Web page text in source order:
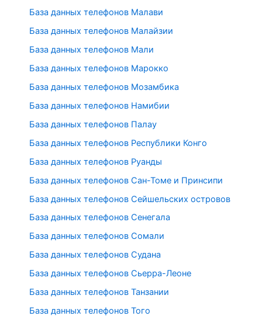
База данных телефонов Малави
База данных телефонов Малайзии
База данных телефонов Мали
База данных телефонов Марокко
База данных телефонов Мозамбика
База данных телефонов Намибии
База данных телефонов Палау
База данных телефонов Республики Конго
База данных телефонов Руанды
База данных телефонов Сан-Томе и Принсипи
База данных телефонов Сейшельских островов
База данных телефонов Сенегала
База данных телефонов Сомали
База данных телефонов Судана
База данных телефонов Сьерра-Леоне
База данных телефонов Танзании
База данных телефонов Того